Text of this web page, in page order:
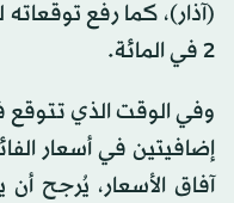
2 في المائة.
وفي الوقت الذي تتوقع
إضافيتين في أسعار
آفاق الأسعار، يُرجح